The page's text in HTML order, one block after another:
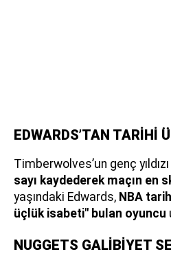
EDWARDS’TAN TARİHİ
Timberwolves’un genç yıldızı
sayı kaydederek maçın en
yaşındaki Edwards, NBA
üçlük isabeti" bulan oyuncu
NUGGETS GALİBİYET